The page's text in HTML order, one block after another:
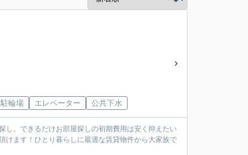
駐輪場 エレベーター 公共下水
。できるだけお部屋探しの初期費用は安く抑えたい
けます！ひとり暮らしに最適な賃貸物件から大家族で